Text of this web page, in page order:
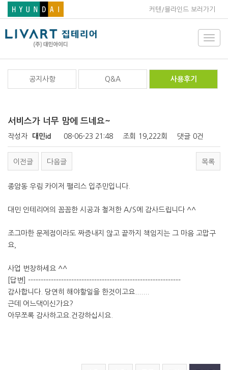
커텐/블라인드 보러가기
공지사항 Q&A 사용후기
서비스가 너무 맘에 드네요~
작성자 대민id 08-06-23 21:48 조회 19,222회 댓글 0건
이전글 다음글 목록
종암동 우림 카이저 팰리스 입주민입니다.
대민 인테리어의 꼼꼼한 시공과 철저한 A/S에 감사드립니다 ^^
조그마한 문제점이라도 짜증내지 않고 끝까지 책임지는 그 마음 고맙구
요,
사업 번창하세요 ^^
[답변] ------------------------------------------------------------
감사합니다. 당연히 해야할일을 한것이고요.......
근데 어느댁이신가요?
아무쪼록 감사하고요.건강하십시요.